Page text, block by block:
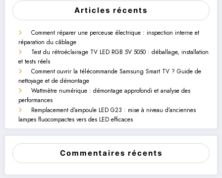
Articles récents
Comment réparer une perceuse électrique : inspection interne et
réparation du câblage
Test du rétroéclairage TV LED RGB 5V 5050 : déballage, installation
et tests réels
Comment ouvrir la télécommande Samsung Smart TV ? Guide de
nettoyage et de démontage
Wattmètre numérique : démontage approfondi et analyse des
performances
Remplacement d’ampoule LED G23 : mise à niveau d’anciennes
lampes fluocompactes vers des LED efficaces
Commentaires récents